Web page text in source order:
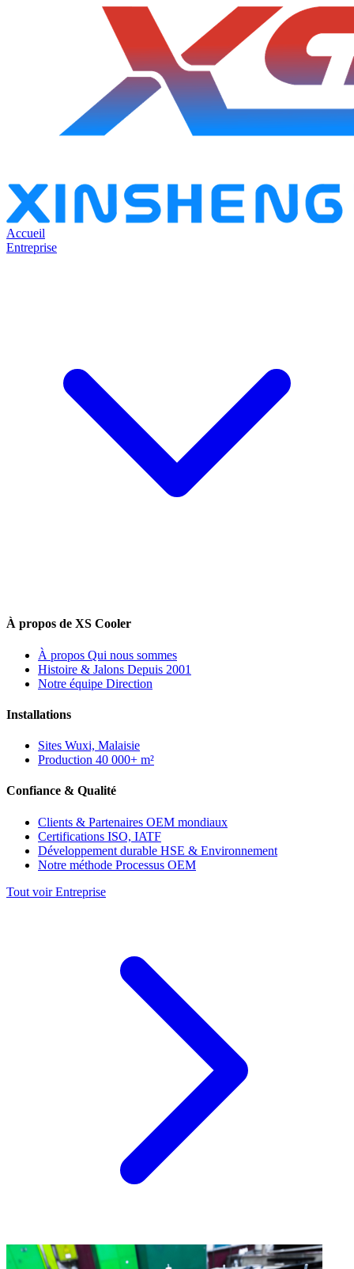
Accueil
Entreprise
À propos de XS Cooler
À propos Qui nous sommes
Histoire & Jalons Depuis 2001
Notre équipe Direction
Installations
Sites Wuxi, Malaisie
Production 40 000+ m²
Confiance & Qualité
Clients & Partenaires OEM mondiaux
Certifications ISO, IATF
Développement durable HSE & Environnement
Notre méthode Processus OEM
Tout voir Entreprise